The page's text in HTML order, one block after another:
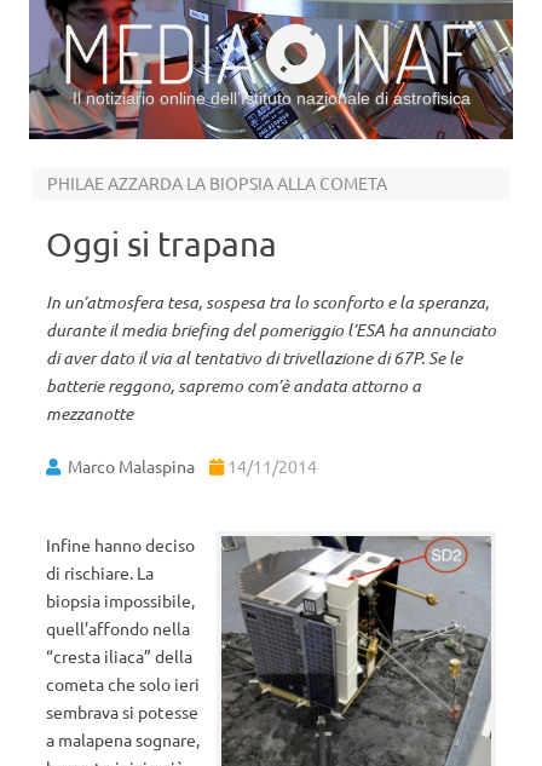
Il notiziario online dell’Istituto nazionale di astrofisica
PHILAE AZZARDA LA BIOPSIA ALLA COMETA
Oggi si trapana
In un’atmosfera tesa, sospesa tra lo sconforto e la speranza,
durante il media briefing del pomeriggio l’ESA ha annunciato
di aver dato il via al tentativo di trivellazione di 67P. Se le
batterie reggono, sapremo com’è andata attorno a
mezzanotte
Marco Malaspina 14/11/2014
Infine hanno deciso
di rischiare. La
biopsia impossibile,
quell’affondo nella
“cresta iliaca” della
cometa che solo ieri
sembrava si potesse
a malapena sognare,